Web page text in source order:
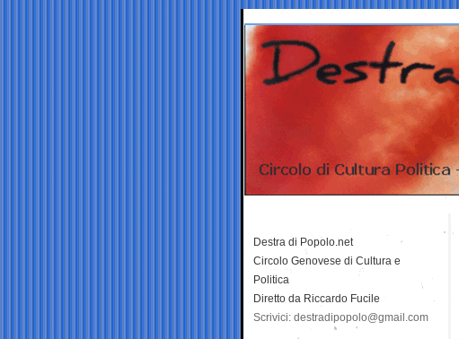
Destra di Popolo.net
Circolo Genovese di Cultura e
Politica
Diretto da Riccardo Fucile
Scrivici: destradipopolo@gmail.com